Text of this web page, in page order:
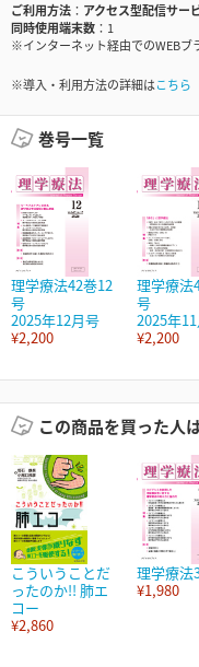
ご利用方法
アクセス型配信サー
同時使用端末数
1
※インターネット経由でのWEBブ
※導入・利用方法の詳細はこちら
巻号一覧
理学療法42巻12
号
2025年12月号
¥2,200
理学療法
号
2025年
¥2,200
この商品を買った人
こういうことだ
ったのか!! 肺エ
コー
¥2,860
理学療法
¥1,980